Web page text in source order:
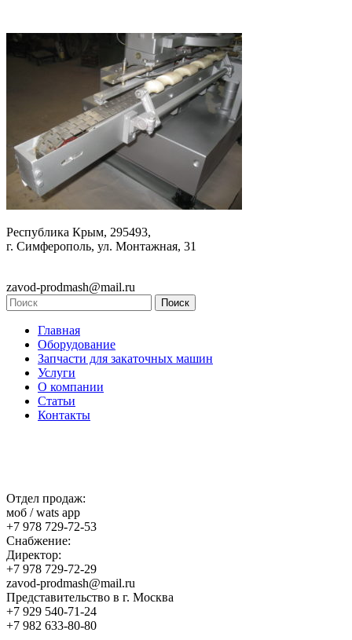
Республика Крым, 295493,
г. Симферополь, ул. Монтажная, 31
zavod-prodmash@mail.ru
Главная
Оборудование
Запчасти для закаточных машин
Услуги
О компании
Статьи
Контакты
Отдел продаж:
моб / wats app
+7 978 729-72-53
Снабжение:
Директор:
+7 978 729-72-29
zavod-prodmash@mail.ru
Представительство в г. Москва
+7 929 540-71-24
+7 982 633-80-80